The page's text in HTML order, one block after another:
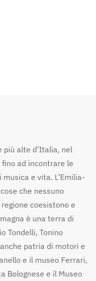
Mappa
e Bere Eventi
più alte d’Italia, nel
ad incontrare le
e vita. L’Emilia-
che nessuno
coesistono e
è una terra di
Tondelli, Tonino
patria di motori e
e il museo Ferrari,
Bolognese e il Museo